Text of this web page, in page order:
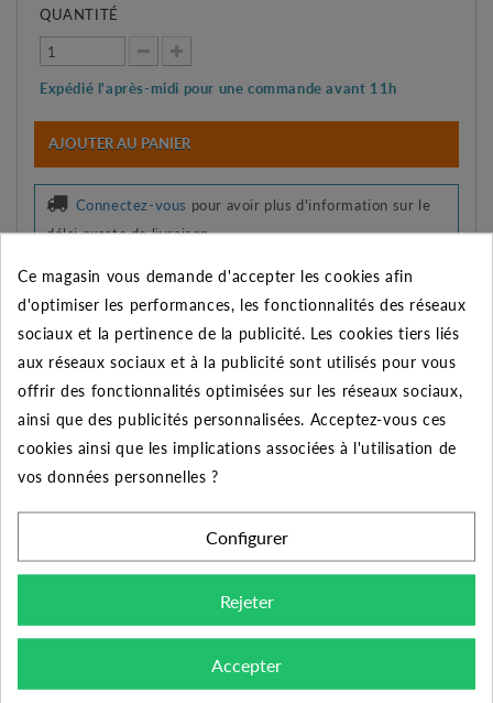
QUANTITÉ
Expédié l'après-midi pour une commande avant 11h
AJOUTER AU PANIER
Connectez-vous pour avoir plus d'information sur le
délai exacte de livraison
AJOUTER À MES PRÉFÉRENCES
AJOUTER AU COMPARATEUR
Imprimer
REMISE SUR LA QUANTITÉ
Appliquée dans le panier
Quantité Remise Vous économisez
Jusqu'à
50 10% Jusqu'à172,75 €
Ce magasin vous demande d'accepter les cookies afin
d'optimiser les performances, les fonctionnalités des réseaux
sociaux et la pertinence de la publicité. Les cookies tiers liés
aux réseaux sociaux et à la publicité sont utilisés pour vous
offrir des fonctionnalités optimisées sur les réseaux sociaux,
ainsi que des publicités personnalisées. Acceptez-vous ces
cookies ainsi que les implications associées à l'utilisation de
vos données personnelles ?
Configurer
Rejeter
Accepter